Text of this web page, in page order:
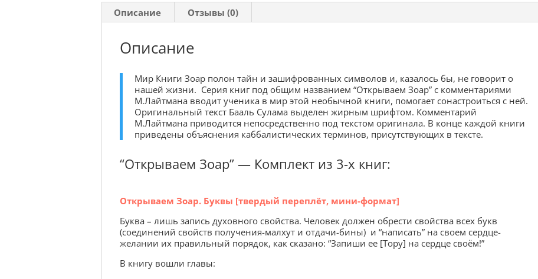
Описание Отзывы (0)
Описание
Мир Книги Зоар полон тайн и зашифрованных символов и, казалось бы, не говорит о
нашей жизни. Серия книг под общим названием “Открываем Зоар” с комментариями
М.Лайтмана вводит ученика в мир этой необычной книги, помогает сонастроиться с ней.
Оригинальный текст Бааль Сулама выделен жирным шрифтом. Комментарий
М.Лайтмана приводится непосредственно под текстом оригинала. В конце каждой книги
приведены объяснения каббалистических терминов, присутствующих в тексте.
“Открываем Зоар” — Комплект из 3-х книг:
Открываем Зоар. Буквы [твердый переплёт, мини-формат]
Буква – лишь запись духовного свойства. Человек должен обрести свойства всех букв
(соединений свойств получения-малхут и отдачи-бины) и “написать” на своем сердце-
желании их правильный порядок, как сказано: “Запиши ее [Тору] на сердце своём!”
В книгу вошли главы: